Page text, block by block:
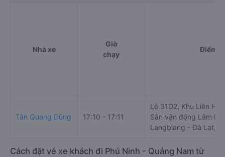
Nhà xe
Giờ
chạy
Điểm đi
Tân Quang Dũng 17:10 - 17:11
Lô 31D2, Khu Liên
Sân vận động Lâm
Langbiang - Đà Lạt,
Cách đặt vé xe khách đi Phú Ninh - Quảng Nam từ